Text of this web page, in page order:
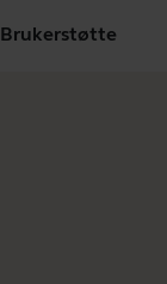
Brukerstøtte